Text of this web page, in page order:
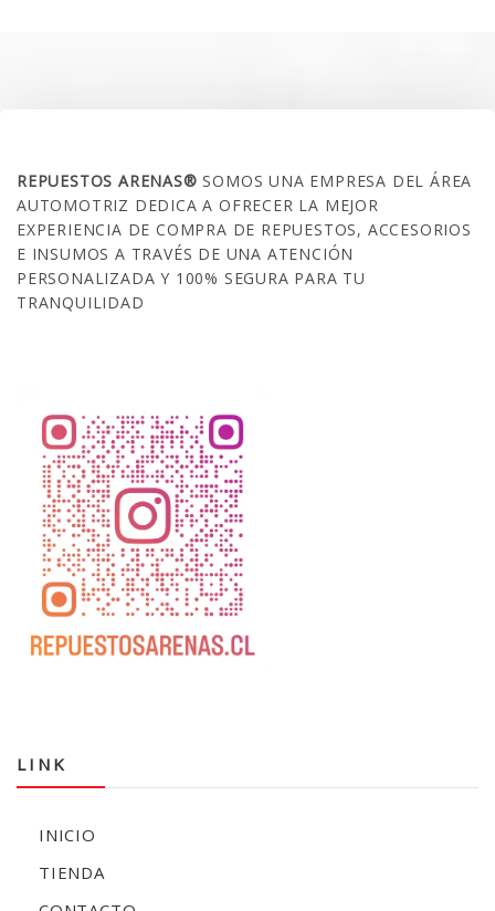
REPUESTOS ARENAS®SOMOS UNA EMPRESA DEL ÁREA
AUTOMOTRIZ DEDICA A OFRECER LA MEJOR
EXPERIENCIA DE COMPRA DE REPUESTOS, ACCESORIOS
E INSUMOS A TRAVÉS DE UNA ATENCIÓN
PERSONALIZADA Y 100% SEGURA PARA TU
TRANQUILIDAD
LINK
INICIO
TIENDA